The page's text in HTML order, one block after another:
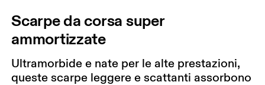
Scarpe da corsa super
ammortizzate
Ultramorbide e nate per le alte prestazioni,
queste scarpe leggere e scattanti assorbono